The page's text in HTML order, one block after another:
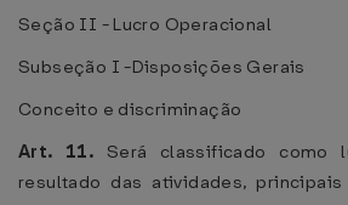
Seção II - Lucro Operacional
Subseção I -Disposições Gerais
Conceito e discriminação
Art. 11. Será classificado como
resultado das atividades,